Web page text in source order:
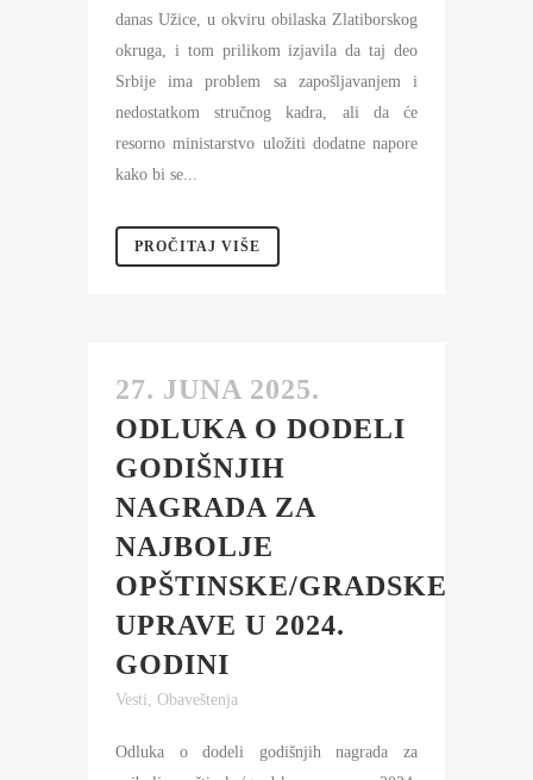
danas Užice, u okviru obilaska Zlatiborskog
okruga, i tom prilikom izjavila da taj deo
Srbije ima problem sa zapošljavanjem i
nedostatkom stručnog kadra, ali da će
resorno ministarstvo uložiti dodatne napore
kako bi se...
PROČITAJ VIŠE
27. JUNA 2025.
ODLUKA O DODELI
GODIŠNJIH
NAGRADA ZA
NAJBOLJE
OPŠTINSKE/GRADSKE
UPRAVE U 2024.
GODINI
Vesti, Obaveštenja
Odluka o dodeli godišnjih nagrada za